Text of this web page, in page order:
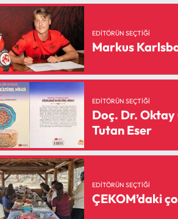
EDITÖRÜN SEÇTIĞI
Markus
EDITÖRÜN SEÇTIĞI
Doç. Dr. Oktay
Tutan Eser
EDITÖRÜN SEÇTIĞI
ÇEKOM’daki